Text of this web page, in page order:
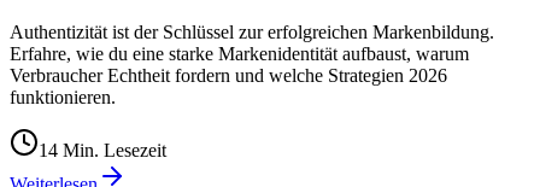
Authentizität ist der Schlüssel zur erfolgreichen Markenbildung.
Erfahre, wie du eine starke Markenidentität aufbaust, warum
Verbraucher Echtheit fordern und welche Strategien 2026
funktionieren.
14 Min. Lesezeit